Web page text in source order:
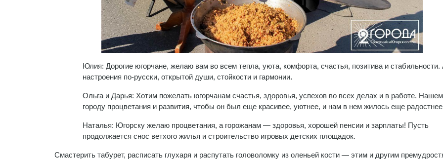
Юлия: Дорогие югорчане, желаю вам во всем тепла, уюта, комфорта, счастья, позитива и стабильности.
настроения по-русски, открытой души, стойкости и гармонии.
Ольга и Дарья: Хотим пожелать югорчанам счастья, здоровья, успехов во всех делах и в работе.
городу процветания и развития, чтобы он был еще красивее, уютнее, и нам в нем жилось еще
Наталья: Югорску желаю процветания, а горожанам — здоровья, хорошей пенсии и зарплаты! Пусть
продолжается снос ветхого жилья и строительство игровых детских площадок.
Смастерить табурет, расписать глухаря и распутать головоломку из оленьей кости — этим и другим